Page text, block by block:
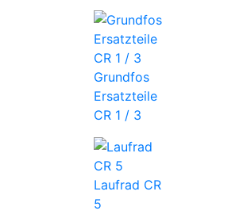
Grundfos
Ersatzteile
CR 1 / 3
Laufrad CR
5